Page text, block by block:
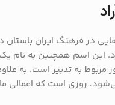
در فرهنگ ایران باستان
این اسم همچنین به نام
مربوط به تدبیر است. به
روزی است که اعمالی